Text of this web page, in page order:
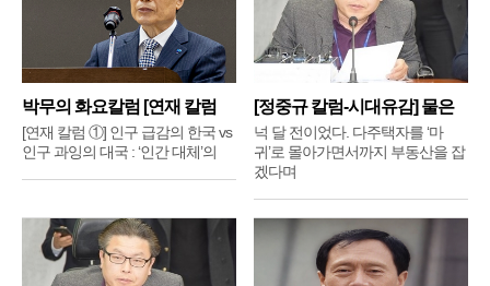
박무의 화요칼럼 [연재 칼럼
①]
[연재 칼럼 ①] 인구 급감의 한국 vs
인구 과잉의 대국 : ‘인간 대체’의
[정중규 칼럼-시대유감] 물은
배
넉 달 전이었다. 다주택자를 ‘마
귀’로 몰아가면서까지 부동산을 잡
겠다며